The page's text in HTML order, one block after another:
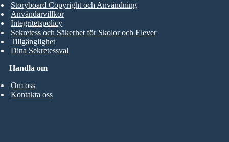
Handla om
Om oss
Kontakta oss
Storyboard Copyright och Användning
Användarvillkor
Integritetspolicy
Sekretess och Säkerhet för Skolor och Elever
Tillgänglighet
Dina Sekretessval